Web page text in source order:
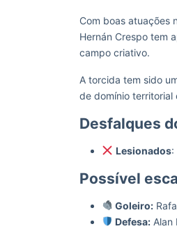
Com boas atuações
Hernán Crespo tem
campo criativo.
A torcida tem sido
de domínio territorial
Desfalques
Lesionados:
Possível
Goleiro:
Defesa:Alan